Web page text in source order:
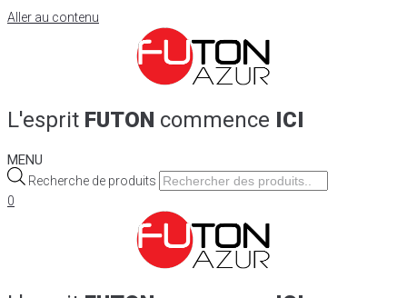
Aller au contenu
L'esprit FUTON commence ICI
MENU
Recherche de produits
0